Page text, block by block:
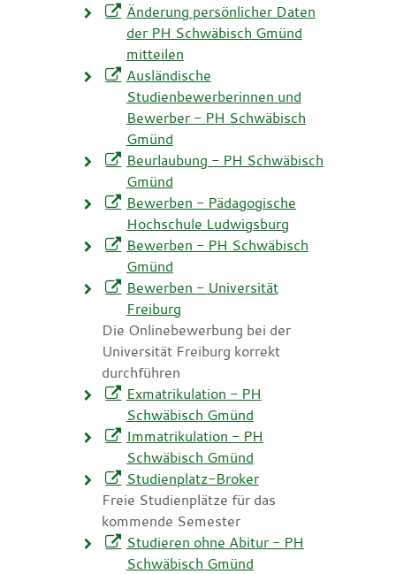
Änderung persönlicher Daten
der PH Schwäbisch Gmünd
mitteilen
Ausländische
Studienbewerberinnen und
Bewerber - PH Schwäbisch
Gmünd
Beurlaubung - PH Schwäbisch
Gmünd
Bewerben - Pädagogische
Hochschule Ludwigsburg
Bewerben - PH Schwäbisch
Gmünd
Bewerben - Universität
Freiburg
Die Onlinebewerbung bei der
Universität Freiburg korrekt
durchführen
Exmatrikulation - PH
Schwäbisch Gmünd
Immatrikulation - PH
Schwäbisch Gmünd
Studienplatz-Broker
Freie Studienplätze für das
kommende Semester
Studieren ohne Abitur - PH
Schwäbisch Gmünd